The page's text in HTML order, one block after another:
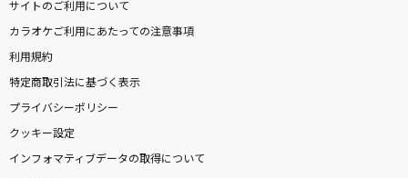
サイトのご利用について
カラオケご利用にあたっての注意事項
利用規約
特定商取引法に基づく表示
プライバシーポリシー
クッキー設定
インフォマティブデータの取得について